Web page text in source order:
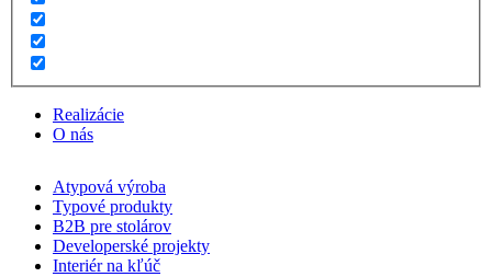
Realizácie
O nás
Atypová výroba
Typové produkty
B2B pre stolárov
Developerské projekty
Interiér na kľúč